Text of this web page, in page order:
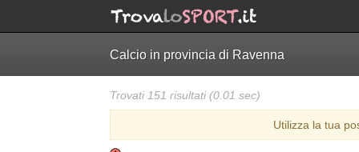
Calcio in provincia di Ravenna
Trovati 151 risultati (0.01 sec)
Utilizza la tua